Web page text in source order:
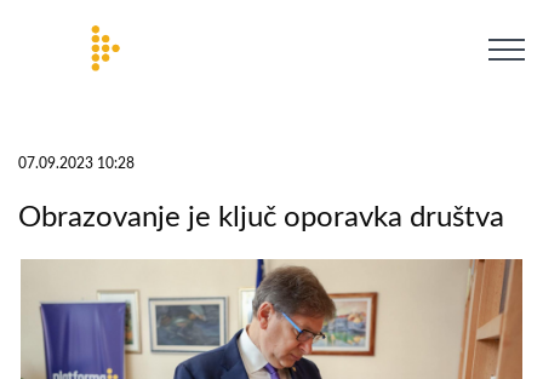
07.09.2023 10:28
Obrazovanje je ključ oporavka društva